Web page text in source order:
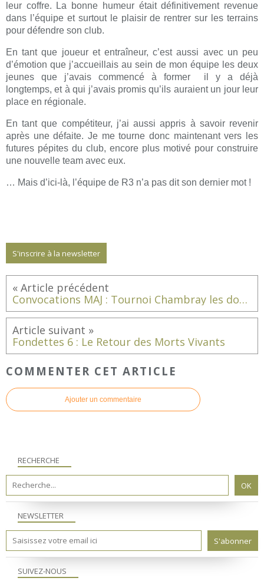
leur coffre. La bonne humeur était définitivement revenue
dans l’équipe et surtout le plaisir de rentrer sur les terrains
pour défendre son club.
En tant que joueur et entraîneur, c’est aussi avec un peu
d’émotion que j’accueillais au sein de mon équipe les deux
jeunes que j’avais commencé à former il y a déjà
longtemps, et à qui j’avais promis qu’ils auraient un jour leur
place en régionale.
En tant que compétiteur, j’ai aussi appris à savoir revenir
après une défaite. Je me tourne donc maintenant vers les
futures pépites du club, encore plus motivé pour construire
une nouvelle team avec eux.
… Mais d’ici-là, l’équipe de R3 n’a pas dit son dernier mot !
S'inscrire à la newsletter
Convocations MAJ : Tournoi Chambray les doubles 19/20 nov
Fondettes 6 : Le Retour des Morts Vivants
COMMENTER CET ARTICLE
Ajouter un commentaire
NEWSLETTER
SUIVEZ-NOUS
RECHERCHE